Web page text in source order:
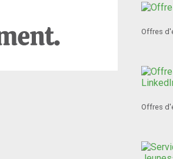
Offres
Offres